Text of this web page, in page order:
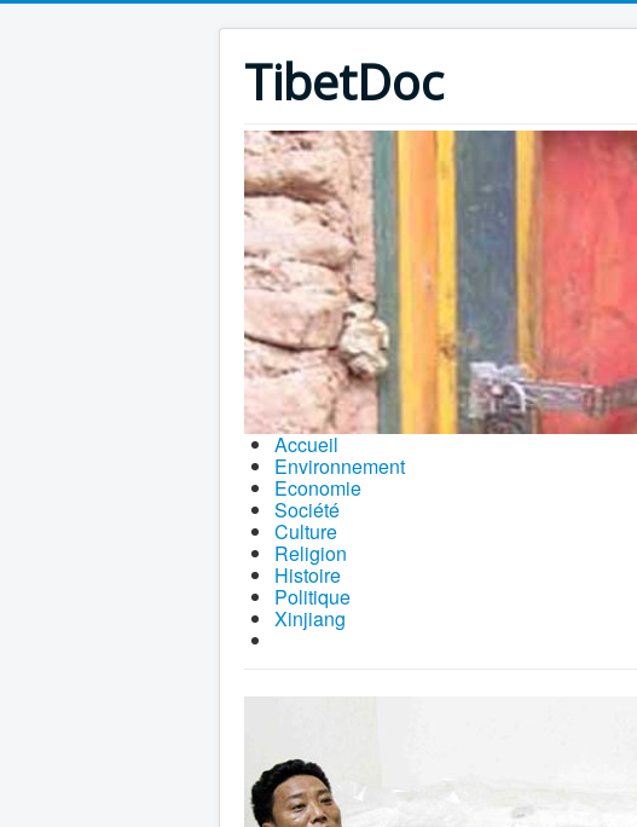
TibetDoc
Accueil
Environnement
Economie
Société
Culture
Religion
Histoire
Politique
Xinjiang